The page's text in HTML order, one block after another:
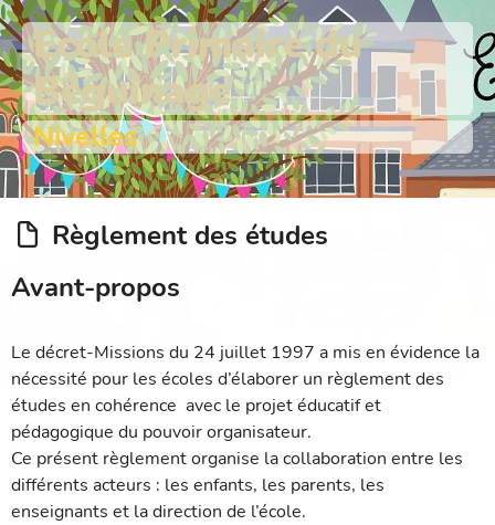
Ecole Primaire du
Béguinage
Nivelles
Règlement des études
Avant-propos
Le décret-Missions du 24 juillet 1997 a mis en évidence la
nécessité pour les écoles d’élaborer un règlement des
études en cohérence avec le projet éducatif et
pédagogique du pouvoir organisateur.
Ce présent règlement organise la collaboration entre les
différents acteurs : les enfants, les parents, les
enseignants et la direction de l’école.